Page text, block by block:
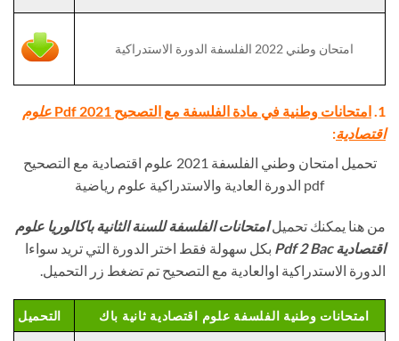
امتحان وطني 2022 الفلسفة الدورة الاستدراكية
1. امتحانات وطنية في مادة الفلسفة مع التصحيح Pdf 2021
علوم
اقتصادية:
تحميل امتحان وطني الفلسفة 2021 علوم اقتصادية مع التصحيح
pdf الدورة العادية والاستدراكية علوم رياضية
من هنا يمكنك تحميلامتحانات الفلسفة للسنة الثانية باكالوريا علوم
اقتصاديةPdf 2 Bac
بكل سهولة فقط اختر الدورة التي تريد سواءا
الدورة الاستدراكية اوالعادية مع التصحيح تم تضغط زر التحميل.
امتحانات وطنية الفلسفة علوم اقتصادية ثانية باك التحميل